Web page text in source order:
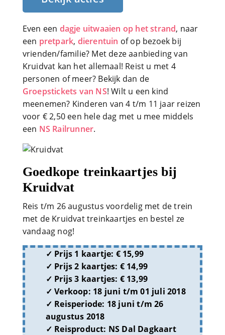
Even een dagje uitwaaien op het strand, naar
een pretpark, dierentuin of op bezoek bij
vrienden/familie? Met deze aanbieding van
Kruidvat kan het allemaal! Reist u met 4
personen of meer? Bekijk dan de
Groepstickets van NS! Wilt u een kind
meenemen? Kinderen van 4 t/m 11 jaar reizen
voor € 2,50 een hele dag met u mee middels
een NS Railrunner.
Goedkope treinkaartjes bij
Kruidvat
Reis t/m 26 augustus voordelig met de trein
met de Kruidvat treinkaartjes en bestel ze
vandaag nog!
Prijs 1 kaartje: € 15,99
Prijs 2 kaartjes: € 14,99
Prijs 3 kaartjes: € 13,99
Verkoop: 18 juni t/m 01 juli 2018
Reisperiode: 18 juni t/m 26
augustus 2018
Reisproduct: NS Dal Dagkaart